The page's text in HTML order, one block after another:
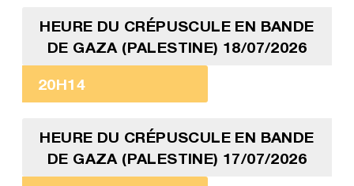
HEURE DU CRÉPUSCULE EN BANDE
DE GAZA (PALESTINE) 18/07/2026
20H14
HEURE DU CRÉPUSCULE EN BANDE
DE GAZA (PALESTINE) 17/07/2026